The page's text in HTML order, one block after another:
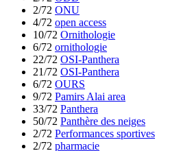
2/72 ONU
4/72 open access
10/72 Ornithologie
6/72 ornithologie
22/72 OSI-Panthera
21/72 OSI-Panthera
6/72 OURS
9/72 Pamirs Alai area
33/72 Panthera
50/72 Panthère des neiges
2/72 Performances sportives
2/72 pharmacie